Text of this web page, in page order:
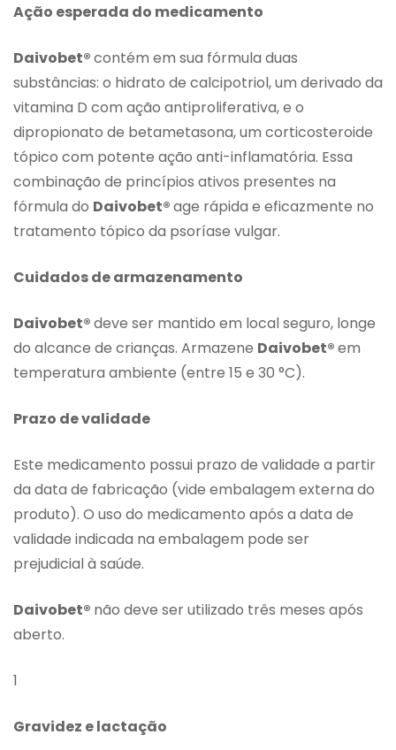
Ação esperada do medicamento
Daivobet®contém em sua fórmula duas
substâncias: o hidrato de calcipotriol, um derivado da
vitamina D com ação antiproliferativa, e o
dipropionato de betametasona, um corticosteroide
tópico com potente ação anti-inflamatória. Essa
combinação de princípios ativos presentes na
fórmula do Daivobet®age rápida e eficazmente no
tratamento tópico da psoríase vulgar.
Cuidados de armazenamento
Daivobet®deve ser mantido em local seguro, longe
do alcance de crianças. Armazene Daivobet®em
temperatura ambiente (entre 15 e 30 °C).
Prazo de validade
Este medicamento possui prazo de validade a partir
da data de fabricação (vide embalagem externa do
produto). O uso do medicamento após a data de
validade indicada na embalagem pode ser
prejudicial à saúde.
Daivobet® não deve ser utilizado três meses após
aberto.
1
Gravidez e lactação